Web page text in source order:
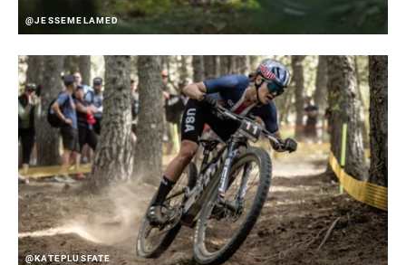
@JESSEMELAMED
@KATEPLUSFATE